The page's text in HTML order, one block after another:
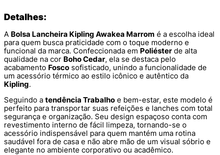
Detalhes:
A Bolsa Lancheira Kipling Awakea Marrom é a escolha ideal
para quem busca praticidade com o toque moderno e
funcional da marca. Confeccionada em Poliéster de alta
qualidade na cor Boho Cedar, ela se destaca pelo
acabamento Fosco sofisticado, unindo a funcionalidade de
um acessório térmico ao estilo icônico e autêntico da
Kipling.
Seguindo a tendência Trabalho e bem-estar, este modelo é
perfeito para transportar suas refeições e lanches com total
segurança e organização. Seu design espaçoso conta com
revestimento interno de fácil limpeza, tornando-se o
acessório indispensável para quem mantém uma rotina
saudável fora de casa e não abre mão de um visual sóbrio e
elegante no ambiente corporativo ou acadêmico.